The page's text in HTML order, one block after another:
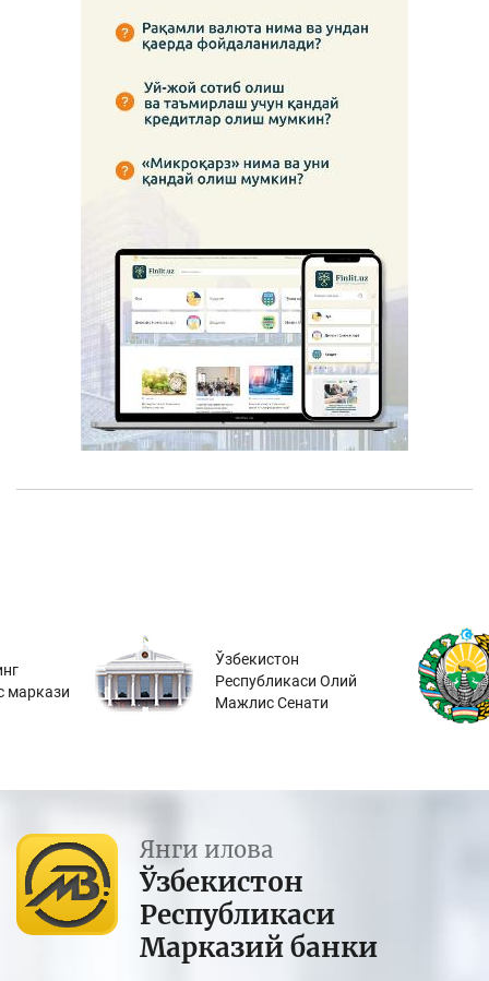
маркази
Ўзбекистон
Республикаси Олий
Мажлис Сенати
Янги илова
Ўзбекистон
Республикаси
Марказий банки